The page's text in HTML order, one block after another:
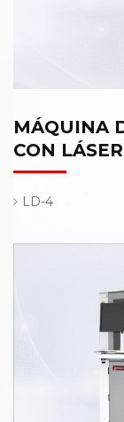
MÁQUINA
CON
LD-4